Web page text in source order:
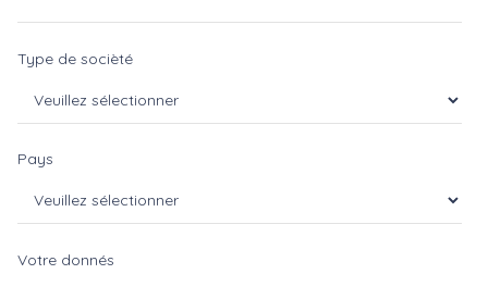
Type de socièté
Pays
Votre donnés